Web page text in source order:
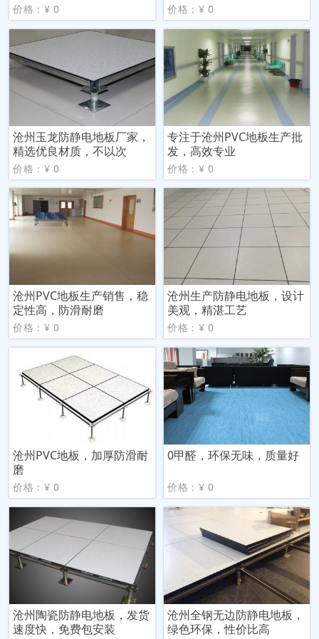
价格：¥ 0 价格：¥ 0
沧州玉龙防静电地板厂家，
精选优良材质，不以次
价格：¥ 0
专注于沧州PVC地板生产批
发，高效专业
价格：¥ 0
沧州PVC地板生产销售，稳
定性高，防滑耐磨
价格：¥ 0
沧州生产防静电地板，设计
美观，精湛工艺
价格：¥ 0
沧州PVC地板，加厚防滑耐
磨
价格：¥ 0
0甲醛，环保无味，质量好
价格：¥ 0
沧州陶瓷防静电地板，发货
速度快，免费包安装
沧州全钢无边防静电地板，
绿色环保，性价比高